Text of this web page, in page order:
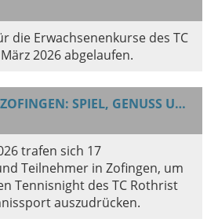
die Erwachsenenkurse des TC
2026 abgelaufen.
TENNIS-NIGHT IN ZOFINGEN: SPIEL, GENUSS UND GESELLIGKEIT
trafen sich 17
Teilnehmer in Zofingen, um
Tennisnight des TC Rothrist
auszudrücken.